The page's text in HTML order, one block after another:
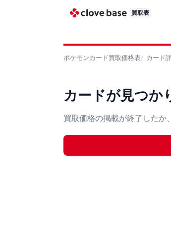
買取表
ポケモンカード買取価格表 カード
カードが見つか
買取価格の掲載が終了したか